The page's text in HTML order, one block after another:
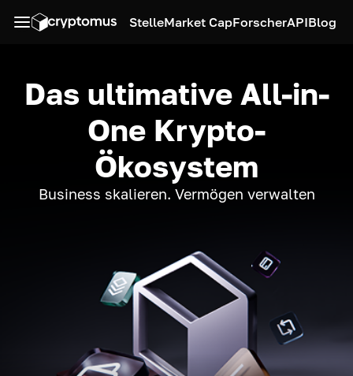
StelleMarket CapForscherAPIBlog
Das ultimative All-in-
One Krypto-
Ökosystem
Business skalieren. Vermögen verwalten